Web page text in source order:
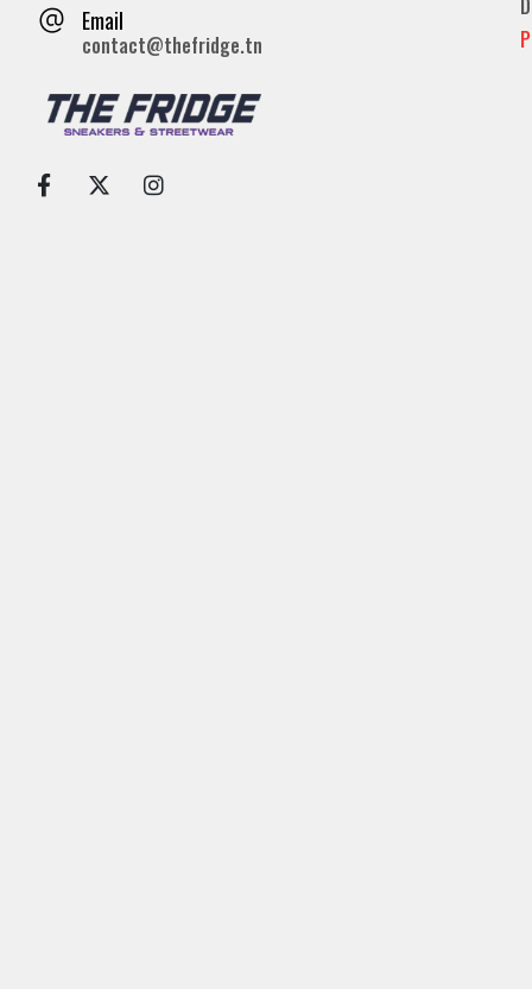
Email
contact@thefridge.tn